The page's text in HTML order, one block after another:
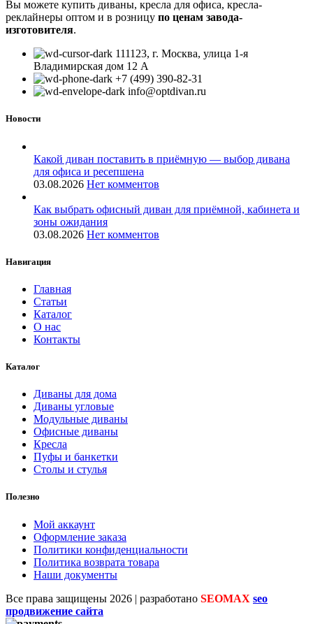
Вы можете купить диваны, кресла для офиса, кресла-
реклайнеры оптом и в розницу по ценам завода-
изготовителя.
111123, г. Москва, улица 1-я
Владимирская дом 12 А
+7 (499) 390-82-31
info@optdivan.ru
Новости
Какой диван поставить в приёмную — выбор дивана
для офиса и ресепшена
03.08.2026 Нет комментов
Как выбрать офисный диван для приёмной, кабинета и
зоны ожидания
03.08.2026 Нет комментов
Навигация
Главная
Статьи
Каталог
О нас
Контакты
Каталог
Диваны для дома
Диваны угловые
Модульные диваны
Офисные диваны
Кресла
Пуфы и банкетки
Столы и стулья
Полезно
Мой аккаунт
Оформление заказа
Политики конфиденциальности
Политика возврата товара
Наши документы
Все права защищены 2026 | разработано SEOMAX seo
продвижение сайта